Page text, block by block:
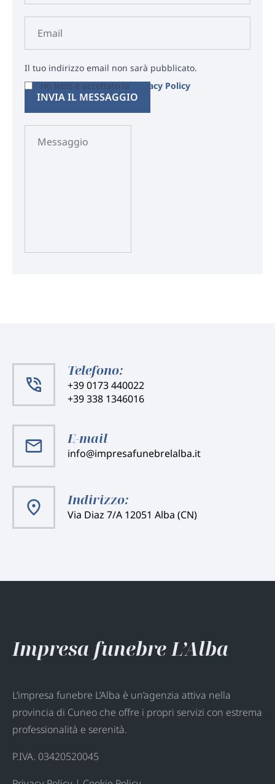
Il tuo indirizzo email non sarà pubblicato.
Ho letto e accettato laPrivacy Policy
Telefono:
+39 0173 440022
+39 338 1346016
E-mail
info@impresafunebrelalba.it
Indirizzo:
Via Diaz 7/A 12051 Alba (CN)
Impresa funebre L’Alba
L’impresa funebre L’Alba è un’agenzia attiva nella
provincia di Cuneo che offre i propri servizi con estrema
professionalità e serenità.
P.IVA. 03420520045